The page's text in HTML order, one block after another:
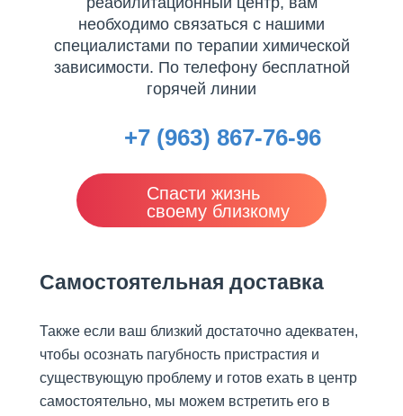
Наша главная задача
Программа реабилитации "12
шагов"
Лечение алкоголизма
алкоголизма
Стационарное лечение
алкоголизма
Принудительное лечение
алкоголикам
КОДИРОВАНИЕ ОТ
АЛКОГОЛЬНОЙ
ЗАВИСИМОСТИ
Капельница при запое
необходимо связаться с нашими
специалистами по терапии химической
зависимости. По телефону бесплатной
горячей линии
+7 (963) 867-76-96
Спасти жизнь
своему близкому
Самостоятельная доставка
Также если ваш близкий достаточно адекватен,
чтобы осознать пагубность пристрастия и
существующую проблему и готов ехать в центр
самостоятельно, мы можем встретить его в